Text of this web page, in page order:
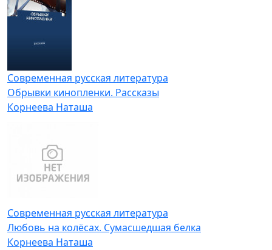
Современная русская литература
Обрывки кинопленки. Рассказы
Корнеева Наташа
Современная русская литература
Любовь на колёсах. Сумасшедшая белка
Корнеева Наташа